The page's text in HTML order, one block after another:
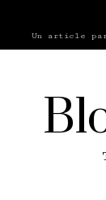
contentUn article